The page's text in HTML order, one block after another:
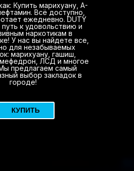
Купить марихуану, A-
Всё доступно,
ежедневно. DUTY
путь к удовольствию и
наркотикам в
У нас вы найдете все,
для незабываемых
марихуану, гашиш,
ЛСД и многое
предлагаем самый
выбор закладок в
городе!
КУПИТЬ